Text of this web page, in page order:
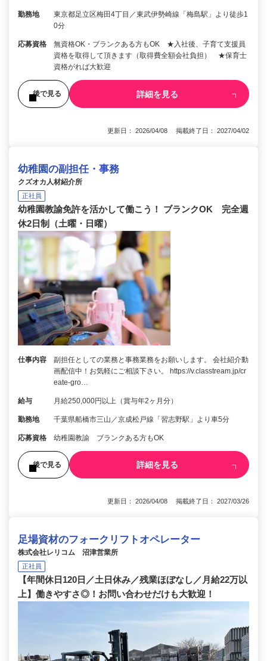
勤務地
東京都足立区梅田4丁目／東武伊勢崎線「梅島駅」より徒歩1
0分
応募資格
無資格OK・ブランクある方もOK ★入社後、子育て支援員
資格を取得して頂きます（取得費全額会社負担） ★保育士
資格がれば大歓迎
後で見る 詳細を見る
更新日： 2026/04/08 掲載終了日： 2027/04/02
幼稚園の副担任・事務
クズオカ人材紹介所
正社員
幼稚園教諭免許を活かして働こう！ ブランクOK 完全週
休2日制（土曜・日曜）
仕事内容
副担任としての業務と事務業務をお願いします。 会社紹介動
画配信中！お気軽にご相談下さい。 https://v.classtream.jp/cr
eate-gro…
給与 月給250,000円以上（賞与年2ヶ月分）
勤務地 千葉県船橋市三山／京成松戸線「習志野駅」より車5分
応募資格 幼稚園教諭 ブランクある方もOK
後で見る 詳細を見る
更新日： 2026/04/08 掲載終了日： 2027/03/26
足場資材のフォークリフトオペレーター
株式会社レリコム 沼津営業所
正社員
【年間休日120日／土日休み／残業ほぼなし／月給22万以
上】働きやすさ◎！お問い合わせだけも大歓迎！